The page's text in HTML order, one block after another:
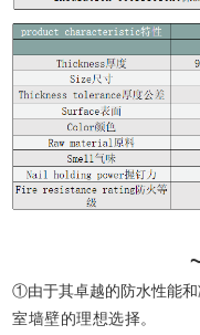
①由于其卓越的防水性能
室墙壁的理想选择。